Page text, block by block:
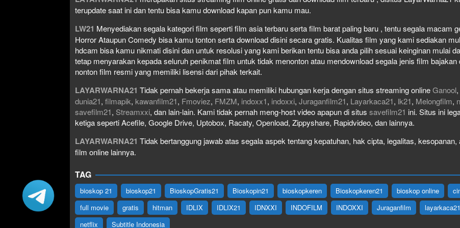
terupdate saat ini dan tentu bisa kamu download kapan pun kamu mau.
LW21 Menyediakan segala kategori film seperti film asia terbaru serta film barat paling baru , tentu segala macam
Horror Ataupun Comedy bisa kamu tonton serta download disini secara gratis. Kualitas film yang kami sediakan
hdcam bisa kamu nikmati disini dan untuk resolusi yang kami berikan tentu bisa anda pilih sesuai keinginan mulai
tetap menyarakan kepada seluruh penikmat film untuk tidak menonton atau mendownload segala jenis film
nonton film resmi yang memiliki lisensi dari pihak terkait.
LAYARWARNA21 Tidak pernah bekerja sama atau memiliki hubungan kerja dengan situs streaming onlineGanool,
dunia21, filmapik, kawanfilm21, Fmoviez, FMZM, indoxx1, indoxxi, Juraganfilm21, Layarkaca21, lk21, Melongfilm,
savefilm21, Streamxxi, dan lain-lain. Kami tidak pernah meng-host video apapun di situs savefilm21 ini. Situs ini
ketiga seperti Acefile, Google Drive, Uptobox, Racaty, Openload, Zippyshare, Rapidvideo, dan lainnya.
LAYARWARNA21 Tidak bertanggung jawab atas segala aspek tentang kepatuhan, hak cipta, legalitas,
film online lainnya.
TAG
bioskop 21 bioskop21 BioskopGratis21 Bioskopin21 bioskopkeren Bioskopkeren21 bioskop online
full movie
gratis hitman IDLIX IDLIX21 IDNXXI INDOFILM INDOXXI Juraganfilm layarkaca21
netflix
Subtitle Indonesia